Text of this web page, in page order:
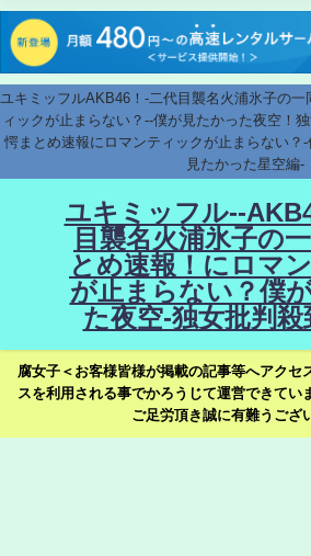
ユキミッフルAKB46！-二代目襲名火浦氷子の
ィックが止まらない？--僕が見たかった夜空！
愕まとめ速報にロマンティックが止まらない？
見たかった星空編-
ユキミッフル--
目襲名火浦氷子の
とめ速報！にロマ
が止まらない？僕
た夜空-独女批判殺
腐女子＜お客様皆様が掲載の記事等へアクセ
スを利用される事でかろうじて運営できてい
ご足労頂き誠に有難うござ